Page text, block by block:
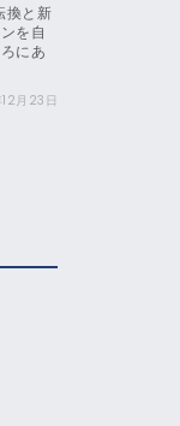
換と新
を自
にあ
月23日